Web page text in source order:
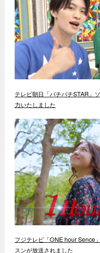
テレビ朝日「バチバチSTAR」
力いたしました
フジテレビ「ONE hour Sence
スンが放送されました